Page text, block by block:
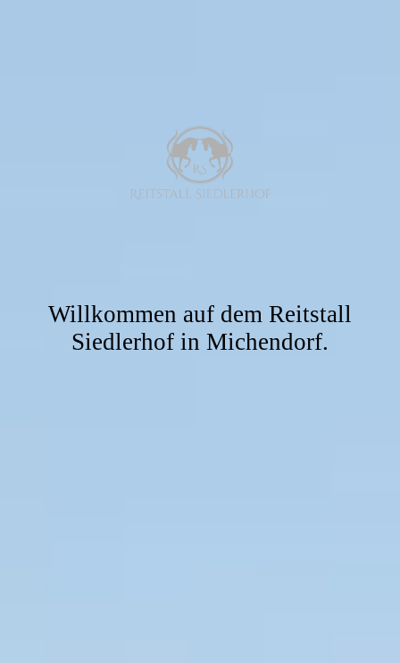
Willkommen auf dem Reitstall
Siedlerhof in Michendorf.